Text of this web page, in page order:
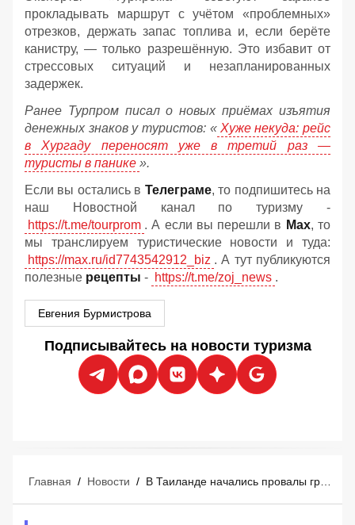
прокладывать маршрут с учётом «проблемных»
отрезков, держать запас топлива и, если берёте
канистру, — только разрешённую. Это избавит от
стрессовых ситуаций и незапланированных
задержек.
Ранее Турпром писал о новых приёмах изъятия
денежных знаков у туристов: « Хуже некуда: рейс
в Хургаду переносят уже в третий раз —
туристы в панике ».
Если вы остались в Телеграме, то подпишитесь на
наш Новостной канал по туризму -
https://t.me/tourprom . А если вы перешли в Мах, то
мы транслируем туристические новости и туда:
https://max.ru/id7743542912_biz . А тут публикуются
полезные рецепты - https://t.me/zoj_news .
Евгения Бурмистрова
Подписывайтесь на новости туризма
Главная / Новости /